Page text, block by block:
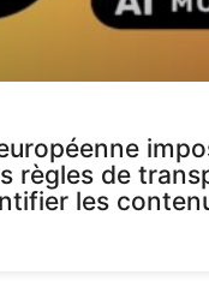
règles de
les